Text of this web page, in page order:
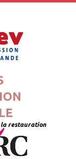
la restauration